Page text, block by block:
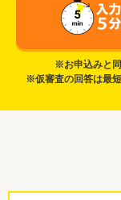
※お申込みと
※仮審査の回答は最